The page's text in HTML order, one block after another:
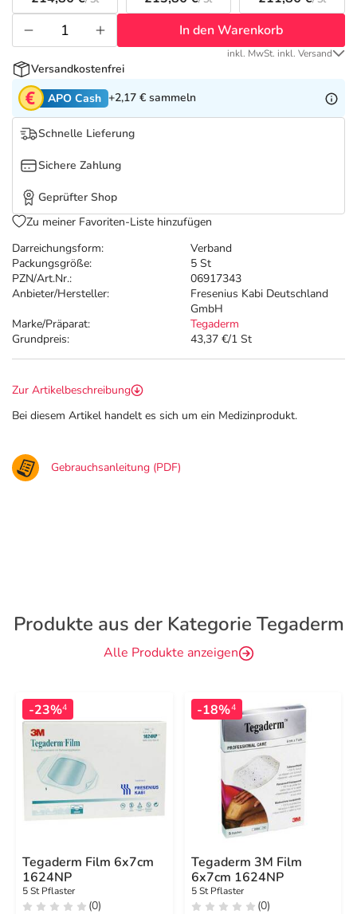
Tierapotheke
Vitamine & Mineralstoffe
Marken
Salus Deals
Darreichungsform:
Verband
Packungsgröße:
5 St
PZN/Art.Nr.:
06917343
Anbieter/Hersteller:
Fresenius Kabi Deutschland
GmbH
Marke/Präparat:
Tegaderm
Grundpreis:
43,37 €/1 St
In den Warenkorb
inkl. MwSt. inkl. Versand
Versandkostenfrei
APO Cash +2,17 € sammeln
Schnelle Lieferung
Sichere Zahlung
Geprüfter Shop
Zu meiner Favoriten-Liste hinzufügen
Zur Artikelbeschreibung
Bei diesem Artikel handelt es sich um ein Medizinprodukt.
Gebrauchsanleitung (PDF)
Produkte aus der Kategorie Tegaderm
Alle Produkte anzeigen
-23%4
Tegaderm Film 6x7cm
1624NP
5 St Pflaster
(0)
-18%4
Tegaderm 3M Film
6x7cm 1624NP
5 St Pflaster
(0)